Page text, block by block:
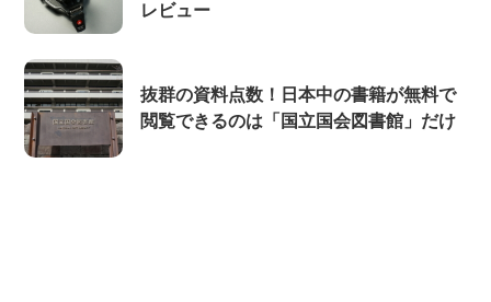
レビュー
抜群の資料点数！日本中の書籍が無料で
閲覧できるのは「国立国会図書館」だけ